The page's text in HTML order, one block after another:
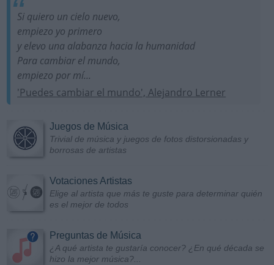
Si quiero un cielo nuevo,
empiezo yo primero
y elevo una alabanza hacia la humanidad
Para cambiar el mundo,
empiezo por mí...
'Puedes cambiar el mundo', Alejandro Lerner
Juegos de Música
Trivial de música y juegos de fotos distorsionadas y
borrosas de artistas
Votaciones Artistas
Elige al artista que más te guste para determinar quién
es el mejor de todos
Preguntas de Música
¿A qué artista te gustaría conocer? ¿En qué década se
hizo la mejor música?...